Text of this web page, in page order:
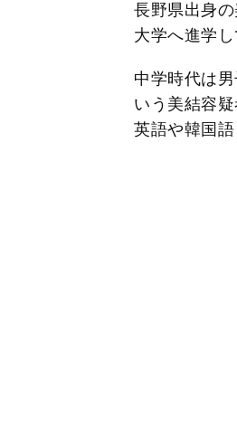
長野県出身
大学へ進学し
中学時代は
いう美結容
英語や韓国